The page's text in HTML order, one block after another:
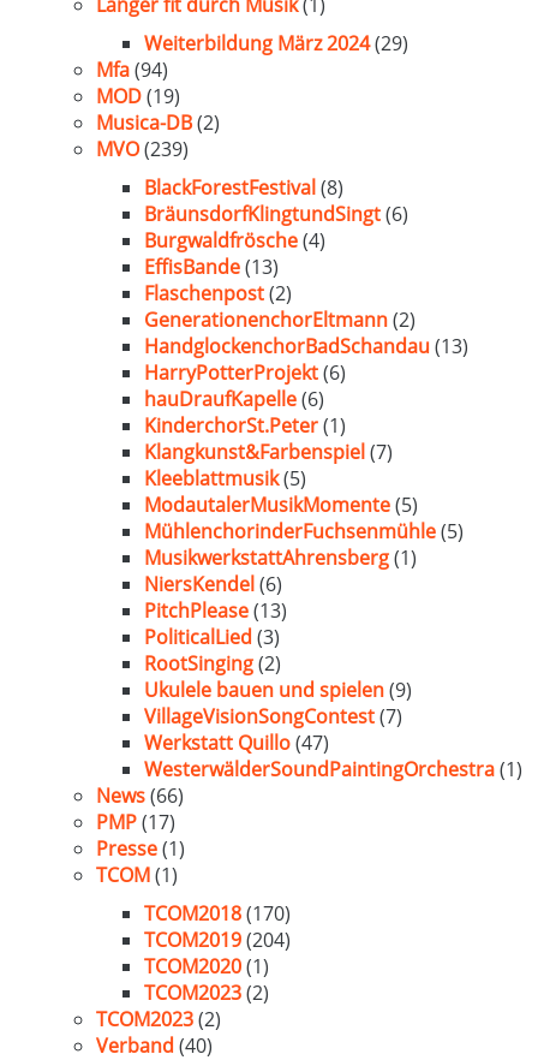
Weiterbildung März 2024(29)
Mfa(94)
MOD(19)
Musica-DB(2)
MVO(239)
BlackForestFestival(8)
BräunsdorfKlingtundSingt(6)
Burgwaldfrösche(4)
EffisBande(13)
Flaschenpost(2)
GenerationenchorEltmann(2)
HandglockenchorBadSchandau(13)
HarryPotterProjekt(6)
hauDraufKapelle(6)
KinderchorSt.Peter(1)
Klangkunst&Farbenspiel(7)
Kleeblattmusik(5)
ModautalerMusikMomente(5)
MühlenchorinderFuchsenmühle(5)
MusikwerkstattAhrensberg(1)
NiersKendel(6)
PitchPlease(13)
PoliticalLied (3)
RootSinging(2)
Ukulele bauen und spielen(9)
VillageVisionSongContest(7)
Werkstatt Quillo(47)
WesterwälderSoundPaintingOrchestra(1)
News(66)
PMP(17)
Presse(1)
TCOM(1)
TCOM2018(170)
TCOM2019(204)
TCOM2020(1)
TCOM2023(2)
TCOM2023(2)
Verband (40)